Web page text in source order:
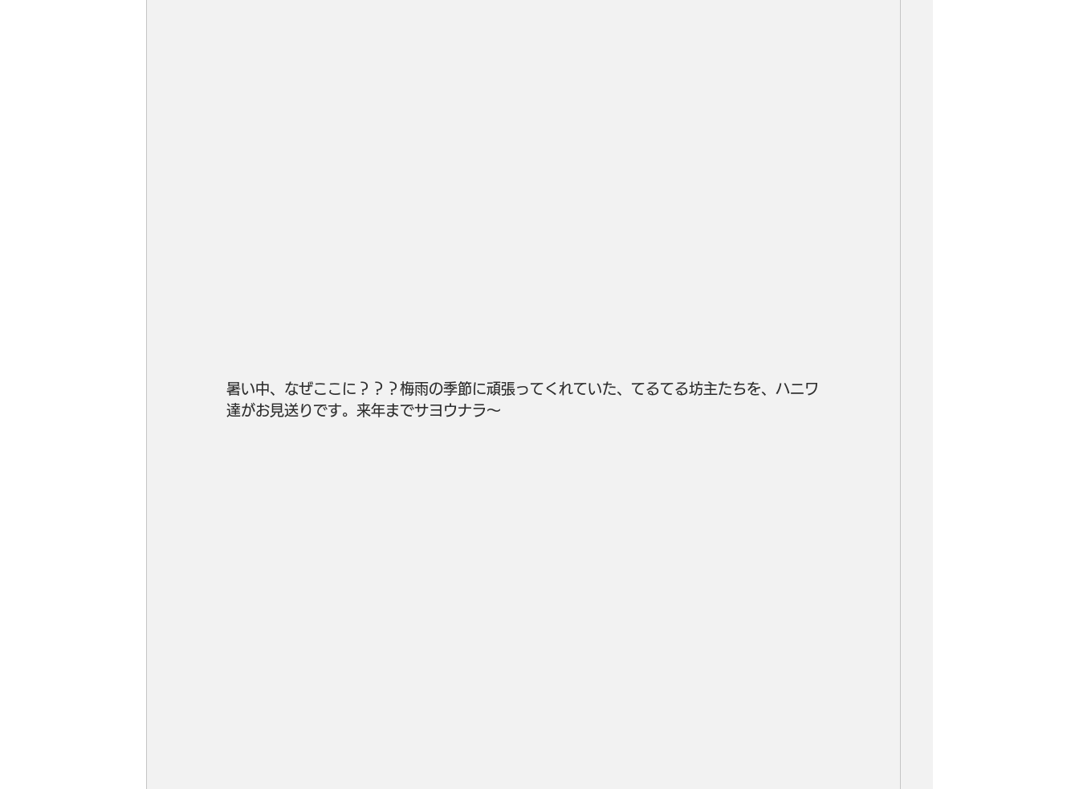
暑い中、なぜここに？？？梅雨の季節に頑張ってくれていた、てるてる坊主たちを、ハニワ
達がお見送りです。来年までサヨウナラ～